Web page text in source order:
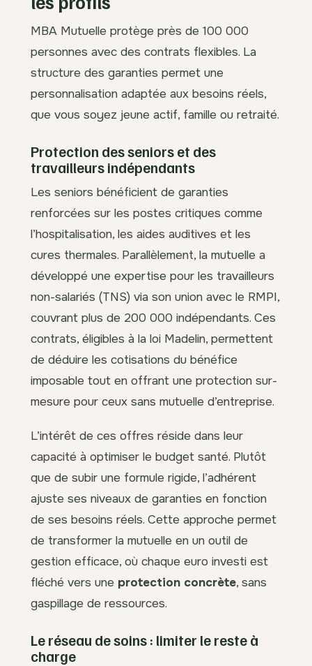
MBA Mutuelle protège près de 100 000
personnes avec des contrats flexibles. La
structure des garanties permet une
personnalisation adaptée aux besoins réels,
que vous soyez jeune actif, famille ou retraité.
Protection des seniors et des
travailleurs indépendants
Les seniors bénéficient de garanties
renforcées sur les postes critiques comme
l’hospitalisation, les aides auditives et les
cures thermales. Parallèlement, la mutuelle a
développé une expertise pour les travailleurs
non-salariés (TNS) via son union avec le RMPI,
couvrant plus de 200 000 indépendants. Ces
contrats, éligibles à la loi Madelin, permettent
de déduire les cotisations du bénéfice
imposable tout en offrant une protection sur-
mesure pour ceux sans mutuelle d’entreprise.
L’intérêt de ces offres réside dans leur
capacité à optimiser le budget santé. Plutôt
que de subir une formule rigide, l’adhérent
ajuste ses niveaux de garanties en fonction
de ses besoins réels. Cette approche permet
de transformer la mutuelle en un outil de
gestion efficace, où chaque euro investi est
fléché vers une protection concrète, sans
gaspillage de ressources.
Le réseau de soins : limiter le reste à
charge